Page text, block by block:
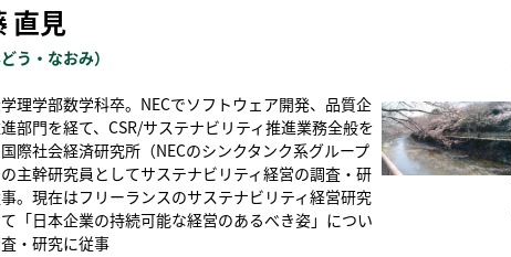
直見
どう・なおみ）
理学部数学科卒。NECでソフトウェア開発、品質企
部門を経て、CSR/サステナビリティ推進業務全般を
際社会経済研究所（NECのシンクタンク系グループ
主幹研究員としてサステナビリティ経営の調査・研
。現在はフリーランスのサステナビリティ経営研究
「日本企業の持続可能な経営のあるべき姿」につい
・研究に従事